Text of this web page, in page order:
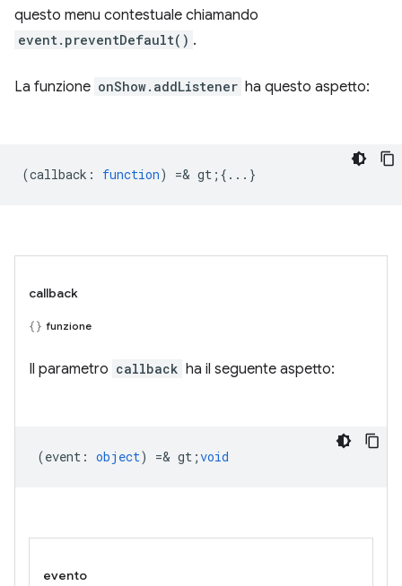
questo menu contestuale chiamando
event.preventDefault() .
La funzione onShow.addListener ha questo aspetto:
(callback : function) =& gt;{...}
callback
funzione
Il parametro callback ha il seguente aspetto:
(event : object) =& gt;void
evento